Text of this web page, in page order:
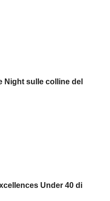
Night sulle colline del
Under 40 di